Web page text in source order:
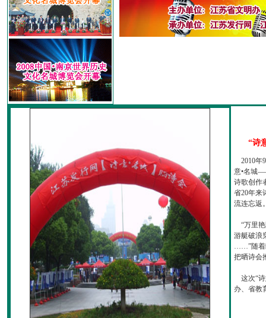
“诗
2010年
意•名城
诗歌创作
省20年来
流连忘返
“万里艳
游艇破浪
……”随着
把晒诗会
这次“诗
办、省教